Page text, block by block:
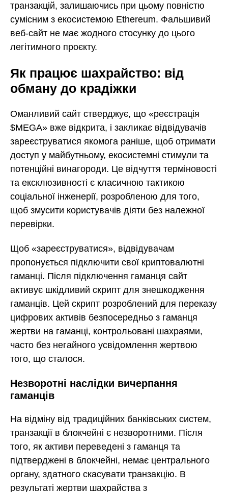
транзакцій, залишаючись при цьому повністю
сумісним з екосистемою Ethereum. Фальшивий
веб-сайт не має жодного стосунку до цього
легітимного проєкту.
Як працює шахрайство: від
обману до крадіжки
Оманливий сайт стверджує, що «реєстрація
$MEGA» вже відкрита, і закликає відвідувачів
зареєструватися якомога раніше, щоб отримати
доступ у майбутньому, екосистемні стимули та
потенційні винагороди. Це відчуття терміновості
та ексклюзивності є класичною тактикою
соціальної інженерії, розробленою для того,
щоб змусити користувачів діяти без належної
перевірки.
Щоб «зареєструватися», відвідувачам
пропонується підключити свої криптовалютні
гаманці. Після підключення гаманця сайт
активує шкідливий скрипт для знешкодження
гаманців. Цей скрипт розроблений для переказу
цифрових активів безпосередньо з гаманця
жертви на гаманці, контрольовані шахраями,
часто без негайного усвідомлення жертвою
того, що сталося.
Незворотні наслідки вичерпання
гаманців
На відміну від традиційних банківських систем,
транзакції в блокчейні є незворотними. Після
того, як активи переведені з гаманця та
підтверджені в блокчейні, немає центрального
органу, здатного скасувати транзакцію. В
результаті жертви шахрайства з